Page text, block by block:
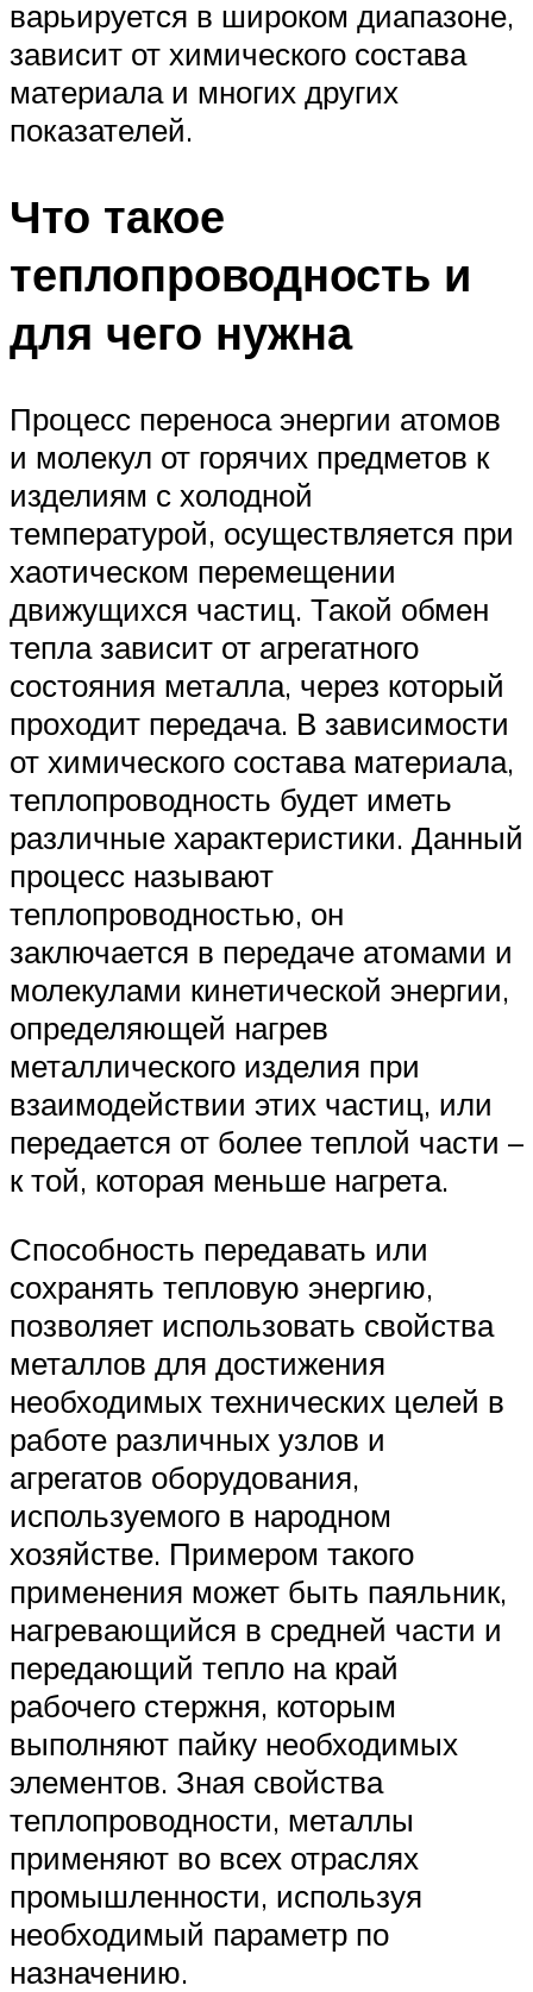
варьируется в широком диапазоне,
зависит от химического состава
материала и многих других
показателей.
Что такое
теплопроводность и
для чего нужна
Процесс переноса энергии атомов
и молекул от горячих предметов к
изделиям с холодной
температурой, осуществляется при
хаотическом перемещении
движущихся частиц. Такой обмен
тепла зависит от агрегатного
состояния металла, через который
проходит передача. В зависимости
от химического состава материала,
теплопроводность будет иметь
различные характеристики. Данный
процесс называют
теплопроводностью, он
заключается в передаче атомами и
молекулами кинетической энергии,
определяющей нагрев
металлического изделия при
взаимодействии этих частиц, или
передается от более теплой части –
к той, которая меньше нагрета.
Способность передавать или
сохранять тепловую энергию,
позволяет использовать свойства
металлов для достижения
необходимых технических целей в
работе различных узлов и
агрегатов оборудования,
используемого в народном
хозяйстве. Примером такого
применения может быть паяльник,
нагревающийся в средней части и
передающий тепло на край
рабочего стержня, которым
выполняют пайку необходимых
элементов. Зная свойства
теплопроводности, металлы
применяют во всех отраслях
промышленности, используя
необходимый параметр по
назначению.